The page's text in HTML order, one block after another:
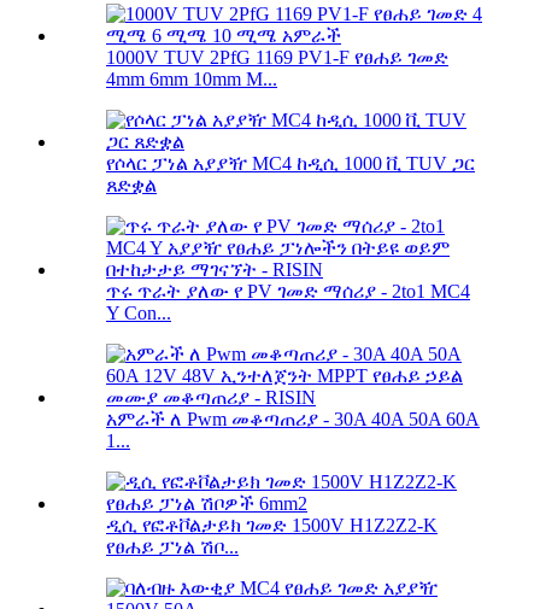
1000V TUV 2PfG 1169 PV1-F የፀሐይ ገመድ
4mm 6mm 10mm M...
የሶላር ፓነል አያያዥ MC4 ከዲሲ 1000 ቪ TUV ጋር
ጸድቋል
ጥሩ ጥራት ያለው የ PV ገመድ ማሰሪያ - 2to1 MC4
Y Con...
አምራች ለ Pwm መቆጣጠሪያ - 30A 40A 50A 60A
1...
ዲሲ የፎቶቮልታይክ ገመድ 1500V H1Z2Z2-K
የፀሐይ ፓነል ሽቦ...